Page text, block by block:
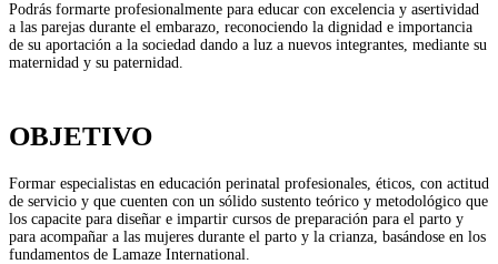
Podrás formarte profesionalmente para educar con excelencia y asertividad
a las parejas durante el embarazo, reconociendo la dignidad e importancia
de su aportación a la sociedad dando a luz a nuevos integrantes, mediante su
maternidad y su paternidad.
OBJETIVO
Formar especialistas en educación perinatal profesionales, éticos, con actitud
de servicio y que cuenten con un sólido sustento teórico y metodológico que
los capacite para diseñar e impartir cursos de preparación para el parto y
para acompañar a las mujeres durante el parto y la crianza, basándose en los
fundamentos de Lamaze International.